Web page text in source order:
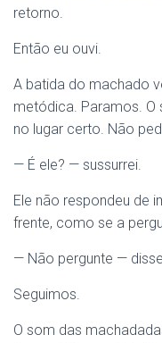
retorno.
Então eu ouvi.
A batida do machado
metódica. Paramos. O
no lugar certo. Não
— É ele? — sussurrei.
Ele não respondeu de
frente, como se a
— Não pergunte —
Seguimos.
O som das